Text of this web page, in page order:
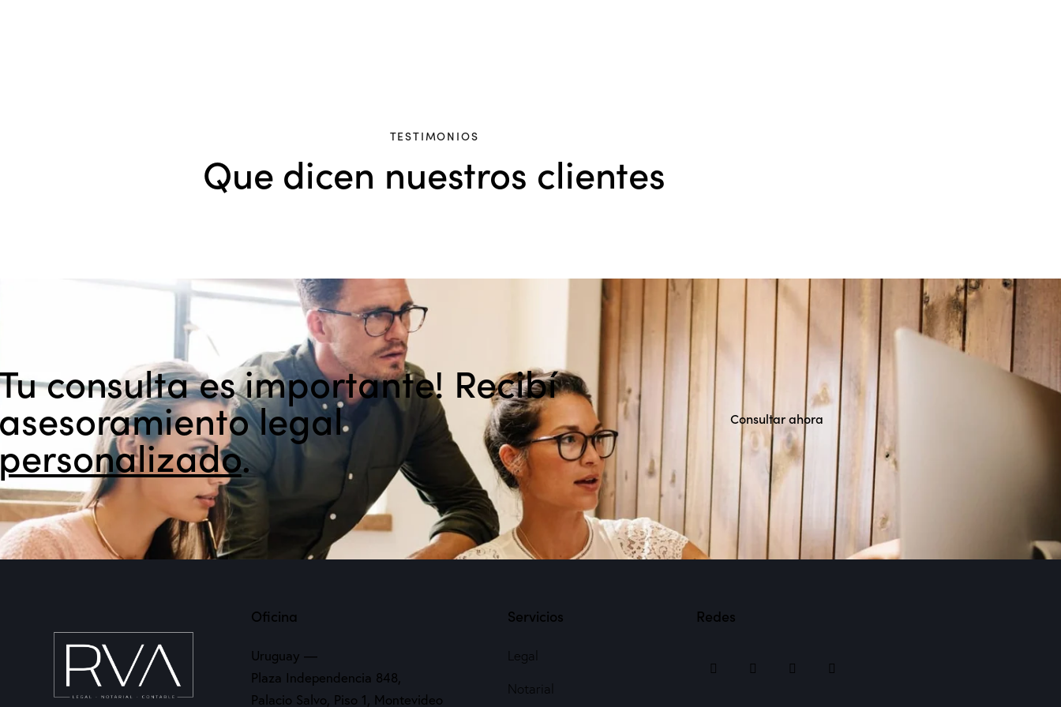
TESTIMONIOS
Que dicen nuestros clientes
consulta es importante! Recibí
legal
.
Consultar ahora
Oficina
Uruguay —
Plaza Independencia 848,
Palacio Salvo, Piso 1, Montevideo
Servicios
Legal
Notarial
Redes